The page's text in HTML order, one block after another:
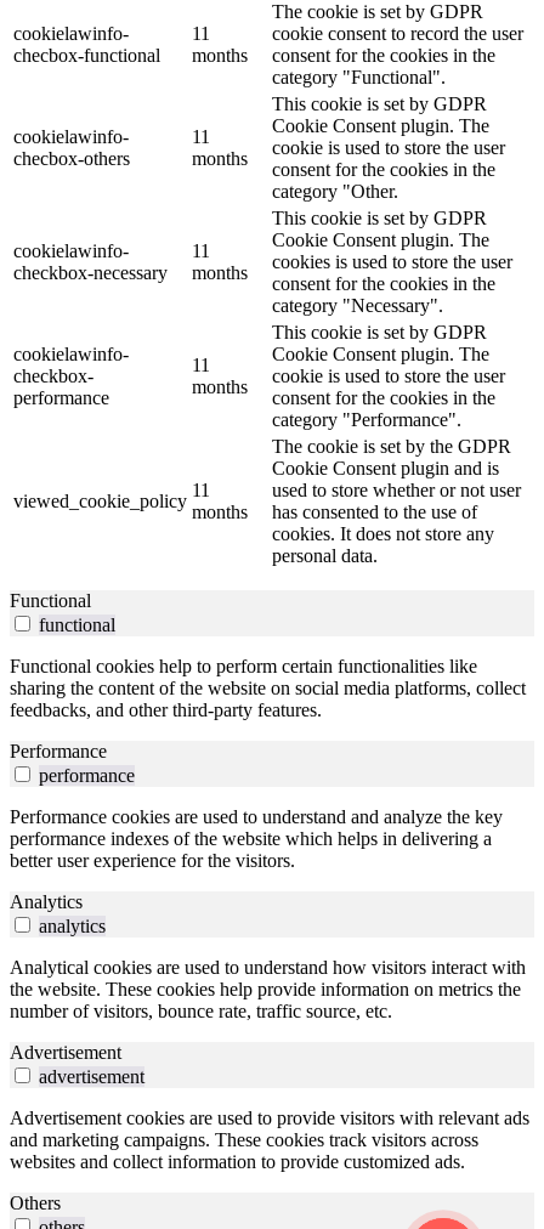
cookielawinfo-
checbox-functional
11
months
The cookie is set by GDPR
cookie consent to record the user
consent for the cookies in the
category "Functional".
cookielawinfo-
checbox-others
11
months
This cookie is set by GDPR
Cookie Consent plugin. The
cookie is used to store the user
consent for the cookies in the
category "Other.
cookielawinfo-
checkbox-necessary
11
months
This cookie is set by GDPR
Cookie Consent plugin. The
cookies is used to store the user
consent for the cookies in the
category "Necessary".
cookielawinfo-
checkbox-
performance
11
months
This cookie is set by GDPR
Cookie Consent plugin. The
cookie is used to store the user
consent for the cookies in the
category "Performance".
viewed_cookie_policy
11
months
The cookie is set by the GDPR
Cookie Consent plugin and is
used to store whether or not user
has consented to the use of
cookies. It does not store any
personal data.
Functional
functional
Functional cookies help to perform certain functionalities like
sharing the content of the website on social media platforms, collect
feedbacks, and other third-party features.
Performance
performance
Performance cookies are used to understand and analyze the key
performance indexes of the website which helps in delivering a
better user experience for the visitors.
Analytics
analytics
Analytical cookies are used to understand how visitors interact with
the website. These cookies help provide information on metrics the
number of visitors, bounce rate, traffic source, etc.
Advertisement
advertisement
Advertisement cookies are used to provide visitors with relevant ads
and marketing campaigns. These cookies track visitors across
websites and collect information to provide customized ads.
Others